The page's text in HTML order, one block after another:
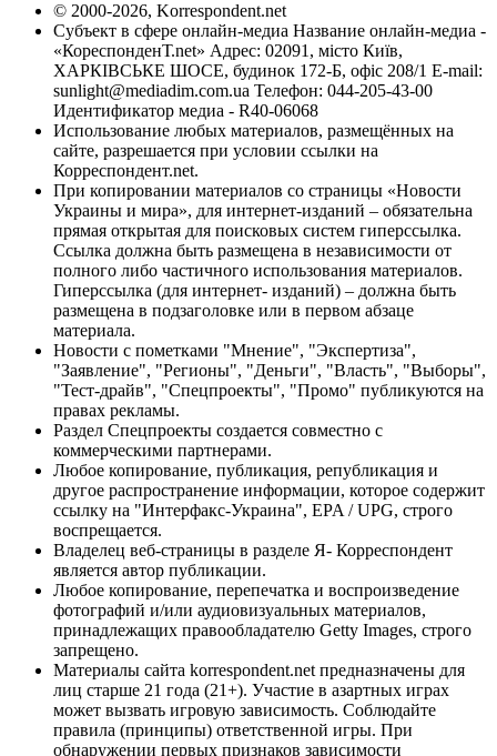
© 2000-2026, Korrespondent.net
Субъект в сфере онлайн-медиа Название онлайн-медиа -
«КореспонденТ.net» Адрес: 02091, місто Київ,
ХАРКІВСЬКЕ ШОСЕ, будинок 172-Б, офіс 208/1 E-mail:
sunlight@mediadim.com.ua Телефон: 044-205-43-00
Идентификатор медиа - R40-06068
Использование любых материалов, размещённых на
сайте, разрешается при условии ссылки на
Корреспондент.net.
При копировании материалов со страницы «Новости
Украины и мира», для интернет-изданий – обязательна
прямая открытая для поисковых систем гиперссылка.
Ссылка должна быть размещена в независимости от
полного либо частичного использования материалов.
Гиперссылка (для интернет- изданий) – должна быть
размещена в подзаголовке или в первом абзаце
материала.
Новости с пометками "Мнение", "Экспертиза",
"Заявление", "Регионы", "Деньги", "Власть", "Выборы",
"Тест-драйв", "Спецпроекты", "Промо" публикуются на
правах рекламы.
Раздел Спецпроекты создается совместно с
коммерческими партнерами.
Любое копирование, публикация, републикация и
другое распространение информации, которое содержит
ссылку на "Интерфакс-Украина", EPA / UPG, строго
воспрещается.
Владелец веб-страницы в разделе Я- Корреспондент
является автор публикации.
Любое копирование, перепечатка и воспроизведение
фотографий и/или аудиовизуальных материалов,
принадлежащих правообладателю Getty Images, строго
запрещено.
Материалы сайта korrespondent.net предназначены для
лиц старше 21 года (21+). Участие в азартных играх
может вызвать игровую зависимость. Соблюдайте
правила (принципы) ответственной игры. При
обнаружении первых признаков зависимости